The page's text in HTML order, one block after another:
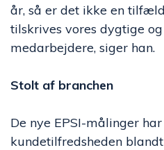
år, så er det ikke en
tilskrives vores dygtige
medarbejdere, siger han.
Stolt af branchen
De nye EPSI-målinger
kundetilfredsheden